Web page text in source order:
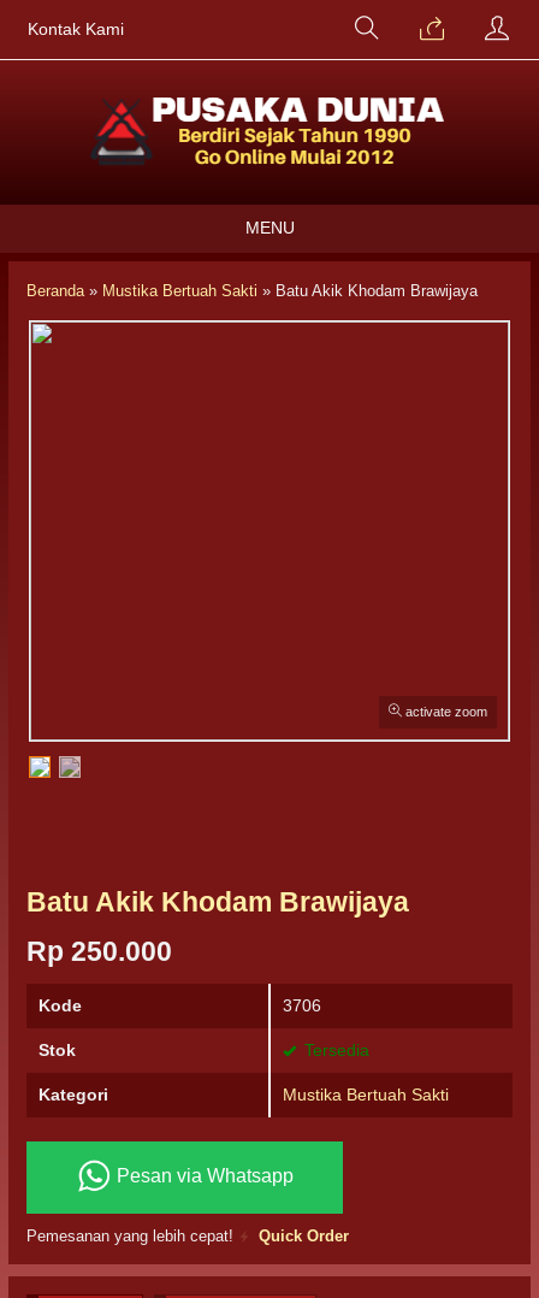
Kontak Kami
MENU
Beranda» Mustika Bertuah Sakti » Batu Akik Khodam Brawijaya
activate zoom
Batu Akik Khodam Brawijaya
Rp 250.000
Kode 3706
Stok Tersedia
Kategori Mustika Bertuah Sakti
Pesan via Whatsapp
Pemesanan yang lebih cepat! Quick Order